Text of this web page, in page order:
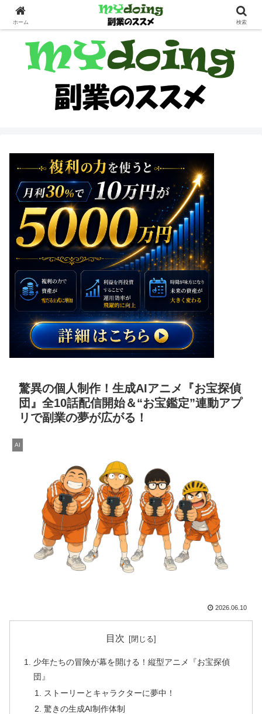
副業界隈
驚異の個人制作！生成AIアニメ『お宝探偵
団』全10話配信開始＆“お宝鑑定”連動アプ
リで副業の夢が広がる！
AI
2026.06.10
目次
少年たちの冒険が幕を開ける！縦型アニメ『お宝探偵
団』
ストーリーとキャラクターに夢中！
驚きの生成AI制作体制
ホーム 検索